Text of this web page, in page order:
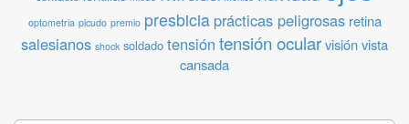
optometria picudo premio presbicia prácticas peligrosas retina
salesianos shock soldado tensión tensión ocularvisiónvista
cansada